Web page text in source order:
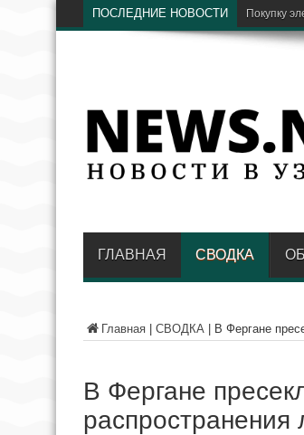
ПОСЛЕДНИЕ НОВОСТИ Покупку
ГЛАВНАЯ СВОДКА
Главная СВОДКА В Фергане
В Фергане